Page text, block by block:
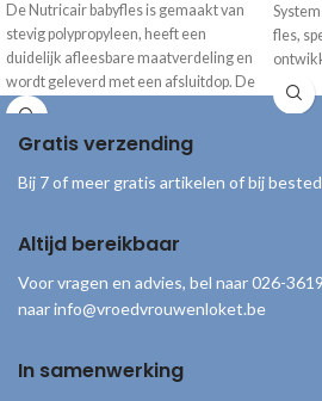
De Nutricair babyfles is gemaakt van
stevig polypropyleen, heeft een
duidelijk afleesbare maatverdeling en
wordt geleverd met een afsluitdop. De
flessen zijn steriel, per stuk verpakt en
voor eenmalig gebruik. Nb. Wordt
geleverd zonder flessenspeen.
fles,
Gratis verzending
Bij 7 of meer gratis artikelen of bij
Altijd bereikbaar
Voor vragen en advies, bel naar 026-
naar info@vroedvrouwenloket.be
In samenwerking